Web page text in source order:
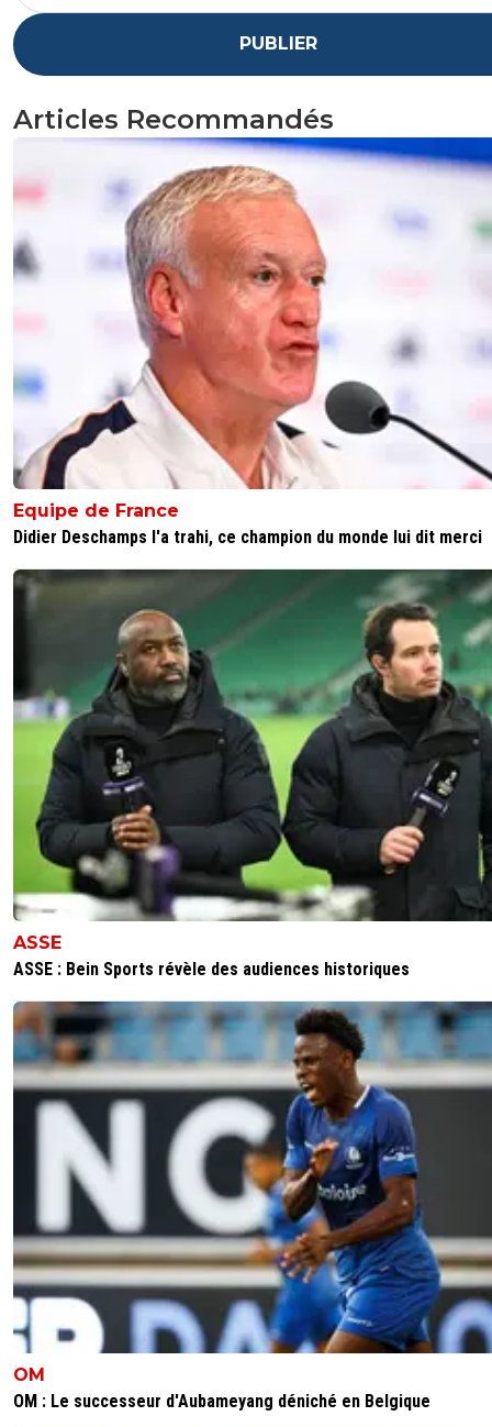
PUBLIER
Articles Recommandés
Equipe de France
Didier Deschamps l'a trahi, ce champion du monde lui dit merci
ASSE
ASSE : Bein Sports révèle des audiences historiques
OM
OM : Le successeur d'Aubameyang déniché en Belgique